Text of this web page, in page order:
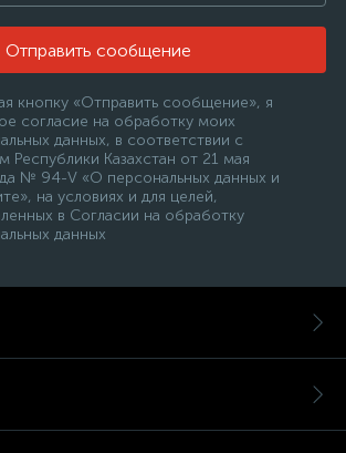
Отправить сообщение
кнопку «Отправить сообщение», я
согласие на обработку моих
данных, в соответствии с
Республики Казахстан от 21 мая
№ 94-V «О персональных данных и
на условиях и для целей,
в Согласии на обработку
данных